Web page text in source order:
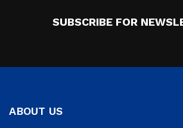
SUBSCRIBE FOR
ABOUT US